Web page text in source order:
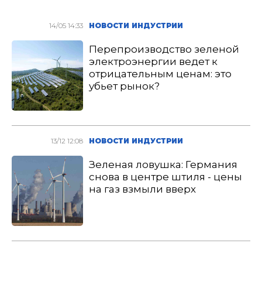
14/05 14:33 НОВОСТИ ИНДУСТРИИ
Перепроизводство зеленой
электроэнергии ведет к
отрицательным ценам: это
убьет рынок?
13/12 12:08 НОВОСТИ ИНДУСТРИИ
Зеленая ловушка: Германия
снова в центре штиля - цены
на газ взмыли вверх